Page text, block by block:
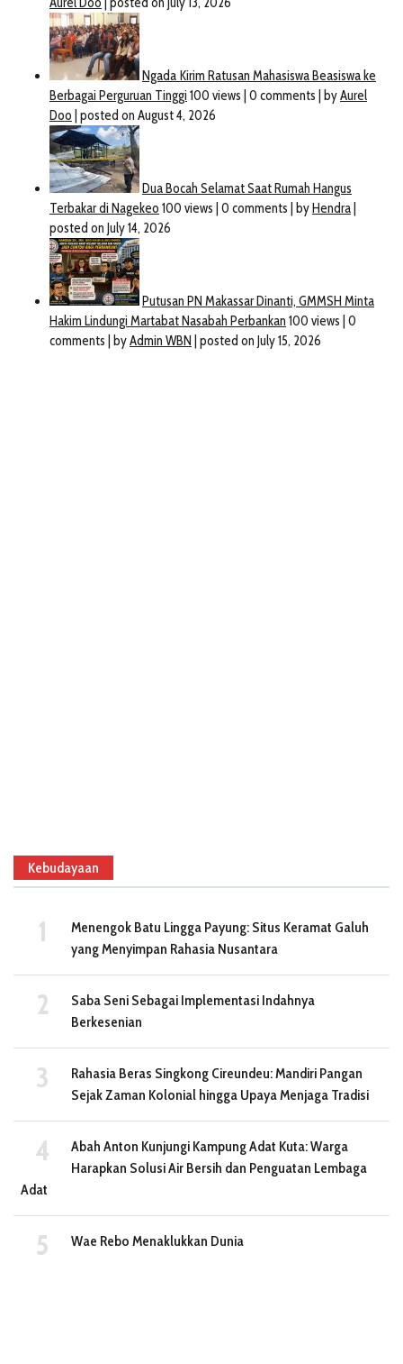
Kebudayaan
Menengok Batu Lingga Payung: Situs Keramat Galuh
yang Menyimpan Rahasia Nusantara
Saba Seni Sebagai Implementasi Indahnya
Berkesenian
Rahasia Beras Singkong Cireundeu: Mandiri Pangan
Sejak Zaman Kolonial hingga Upaya Menjaga Tradisi
Abah Anton Kunjungi Kampung Adat Kuta: Warga
Harapkan Solusi Air Bersih dan Penguatan Lembaga
Adat
Wae Rebo Menaklukkan Dunia